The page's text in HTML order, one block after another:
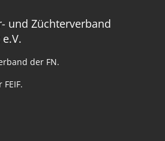
und Züchterverband
der FN.